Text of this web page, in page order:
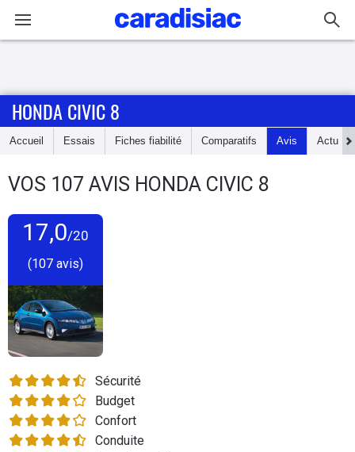
Accueil
Essais
Guide
Electriques
Utilitaires
Flottes
Auto
Services
HONDA CIVIC 8
Accueil Essais Fiches fiabilité Comparatifs Avis Actu
VOS 107 AVIS HONDA CIVIC 8
17,0/20
(107 avis)
Sécurité
Budget
Confort
Conduite